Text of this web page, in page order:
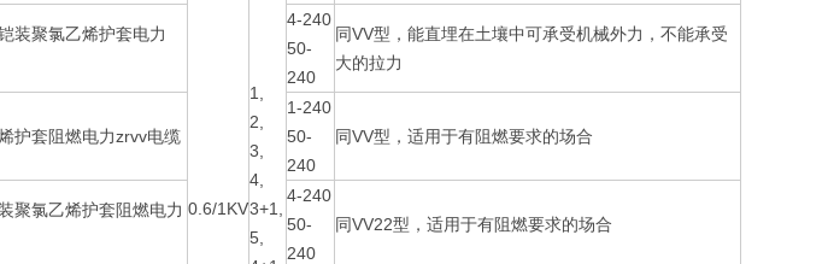
0.6/1KV
1,
2,
3,
4,
3+1,
5,
装聚氯乙烯护套电力
4-240
50-
240
同VV型，能直埋在土壤中可承受机械外力，不能承受
大的拉力
护套阻燃电力zrvv电缆
1-240
50-
240
同VV型，适用于有阻燃要求的场合
聚氯乙烯护套阻燃电力
4-240
50-
240
同VV22型，适用于有阻燃要求的场合